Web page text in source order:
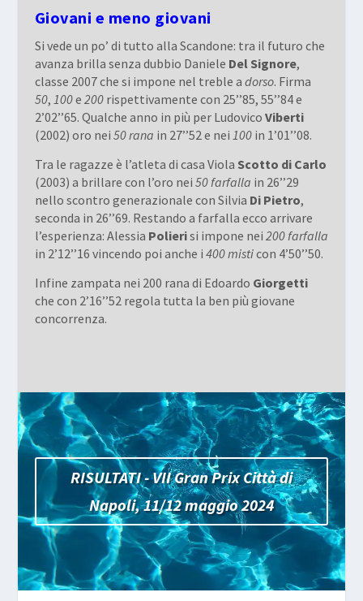
Giovani e meno giovani
Si vede un po’ di tutto alla Scandone: tra il futuro che
avanza brilla senza dubbio Daniele Del Signore,
classe 2007 che si impone nel treble a dorso. Firma
50, 100e 200rispettivamente con 25’’85, 55’’84 e
2’02’’65. Qualche anno in più per Ludovico Viberti
(2002) oro nei 50 rana in 27’’52 e nei 100in 1’01’’08.
Tra le ragazze è l’atleta di casa Viola Scotto di Carlo
(2003) a brillare con l’oro nei 50 farfalla in 26’’29
nello scontro generazionale con Silvia Di Pietro,
seconda in 26’’69. Restando a farfalla ecco arrivare
l’esperienza: Alessia Polierisi impone nei 200 farfalla
in 2’12’’16 vincendo poi anche i 400 misticon 4’50’’50.
Infine zampata nei 200 rana di Edoardo Giorgetti
che con 2’16’’52 regola tutta la ben più giovane
concorrenza.
RISULTATI - VII Gran Prix Città di
Napoli, 11/12 maggio 2024